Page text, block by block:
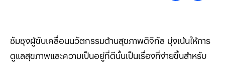
ซัมซุงผู้ขับเคลื่อนนวัตกรรมด้านสุขภาพดิจิทัล มุ่งเน้นให้การ
ดูแลสุขภาพและความเป็นอยู่ที่ดีนั้นเป็นเรื่องที่ง่ายขึ้นสำหรับ